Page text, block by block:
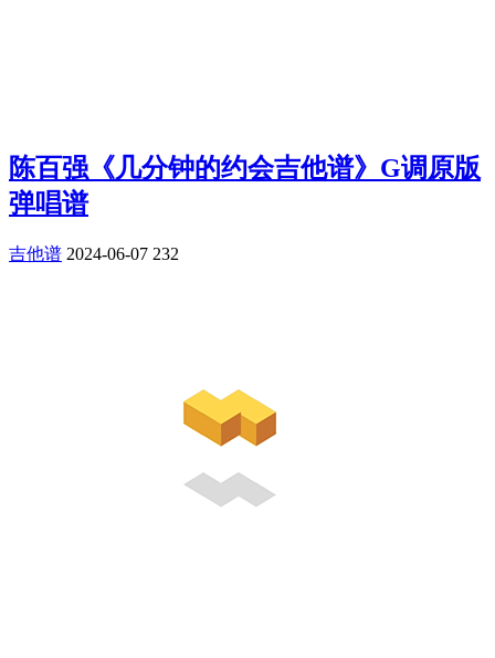
陈百强《几分钟的约会吉他谱》G调原版
弹唱谱
吉他谱 2024-06-07 232